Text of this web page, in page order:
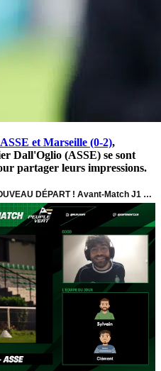
et Marseille (0-2),
Dall'Oglio (ASSE) se sont
partager leurs impressions.